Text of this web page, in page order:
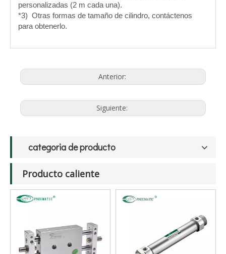
personalizadas (2 m cada una).
*3) Otras formas de tamaño de cilindro, contáctenos
para obtenerlo.
Anterior:
Siguiente:
categoria de producto
Producto caliente